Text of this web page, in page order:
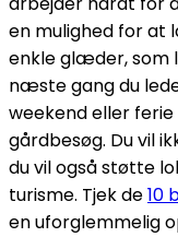
en mulighed for
enkle glæder, som
næste gang du
weekend eller
gårdbesøg. Du vil
du vil også støtte
turisme. Tjek de10
en uforglemmelig